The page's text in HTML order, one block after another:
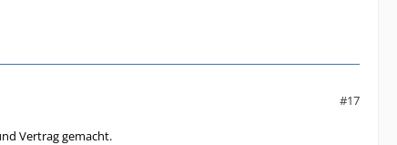
#17
Vertrag gemacht.